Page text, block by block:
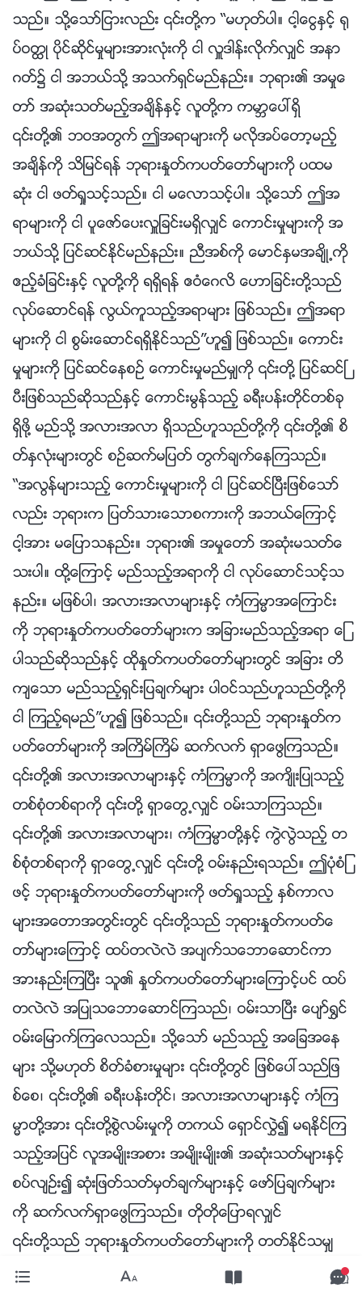
သည္။ သို႔ေသာ္ျငားလည္း ၎တို႔က “မဟုတ္ပါ။ ငါ့ေငြႏွင့္ ႐ု
ပ္ဝတၳဳ ပိုင္ဆိုင္မႈမ်ားအားလုံးကို ငါ လႉဒါန္းလိုက္လွ်င္ အနာ
ဂတ္၌ ငါ အဘယ္သို႔ အသက္ရွင္မည္နည္း။ ဘုရား၏ အမႈေ
တာ္ အဆုံးသတ္မည့္အခ်ိန္ႏွင့္ လူတို႔က ကမာၻေပၚရွိ
၎တို႔၏ ဘဝအတြက္ ဤအရာမ်ားကို မလိုအပ္ေတာ့မည့္
အခ်ိန္ကို သိျမင္ရန္ ဘုရားႏႈတ္ကပတ္ေတာ္မ်ားကို ပထမ
ဆုံး ငါ ဖတ္ရႈသင့္သည္။ ငါ မေလာသင့္ပါ။ သို႔ေသာ္ ဤအ
ရာမ်ားကို ငါ ပူေဇာ္ေပးလႉျခင္းမရွိလွ်င္ ေကာင္းမႈမ်ားကို အ
ဘယ္သို႔ ျပင္ဆင္ႏိုင္မည္နည္း။ ညီအစ္ကို ေမာင္ႏွမအခ်ိဳ႕ကို
ဧည့္ခံျခင္းႏွင့္ လူတို႔ကို ရရွိရန္ ဧဝံေဂလိ ေဟာျခင္းတို႔သည္
လုပ္ေဆာင္ရန္ လြယ္ကူသည့္အရာမ်ား ျဖစ္သည္။ ဤအရာ
မ်ားကို ငါ စြမ္းေဆာင္ရရွိႏိုင္သည္”ဟူ၍ ျဖစ္သည္။ ေကာင္း
မႈမ်ားကို ျပင္ဆင္ေနစဥ္ ေကာင္းမႈမည္မွ်ကို ၎တို႔ ျပင္ဆင္ၿ
ပီးျဖစ္သည္ဆိုသည္ႏွင့္ ေကာင္းမြန္သည့္ ခရီးပန္းတိုင္တစ္ခု
ရွိဖို႔ မည္သို႔ အလားအလာ ရွိသည္ဟူသည္တို႔ကို ၎တို႔၏ စိ
တ္ႏွလုံးမ်ားတြင္ စဥ္ဆက္မျပတ္ တြက္ခ်က္ေနၾကသည္။
“အလြန္မ်ားသည့္ ေကာင္းမႈမ်ားကို ငါ ျပင္ဆင္ၿပီးျဖစ္ေသာ္
လည္း ဘုရားက ျပတ္သားေသာစကားကို အဘယ္ေၾကာင့္
ငါ့အား မေျပာသနည္း။ ဘုရား၏ အမႈေတာ္ အဆုံးမသတ္ေ
သးပါ။ ထို႔ေၾကာင့္ မည္သည့္အရာကို ငါ လုပ္ေဆာင္သင့္သ
နည္း။ မျဖစ္ပါ၊ အလားအလာမ်ားႏွင့္ ကံၾကမၼာအေၾကာင္း
ကို ဘုရားႏႈတ္ကပတ္ေတာ္မ်ားက အျခားမည္သည့္အရာ ေျ
ပာသည္ဆိုသည္ႏွင့္ ထိုႏႈတ္ကပတ္ေတာ္မ်ားတြင္ အျခား တိ
က်ေသာ မည္သည့္ရွင္းျပခ်က္မ်ား ပါဝင္သည္ဟူသည္တို႔ကို
ငါ ၾကည့္ရမည္”ဟူ၍ ျဖစ္သည္။ ၎တို႔သည္ ဘုရားႏႈတ္က
ပတ္ေတာ္မ်ားကို အႀကိမ္ႀကိမ္ ဆက္လက္ ရွာေဖြၾကသည္။
၎တို႔၏ အလားအလာမ်ားႏွင့္ ကံၾကမၼာကို အက်ိဳးျပဳသည့္
တစ္စုံတစ္ရာကို ၎တို႔ ရွာေတြ႕လွ်င္ ဝမ္းသာၾကသည္။
၎တို႔၏ အလားအလာမ်ား၊ ကံၾကမၼာတို႔ႏွင့္ ကြဲလြဲသည့္ တ
စ္စုံတစ္ရာကို ရွာေတြ႕လွ်င္ ၎တို႔ ဝမ္းနည္းရသည္။ ဤပုံစံျ
ဖင့္ ဘုရားႏႈတ္ကပတ္ေတာ္မ်ားကို ဖတ္ရႈသည့္ ႏွစ္ကာလ
မ်ားအေတာအတြင္းတြင္ ၎တို႔သည္ ဘုရားႏႈတ္ကပတ္ေ
တာ္မ်ားေၾကာင့္ ထပ္တလဲလဲ အပ်က္သေဘာေဆာင္ကာ
အားနည္းၾကၿပီး သူ၏ ႏႈတ္ကပတ္ေတာ္မ်ားေၾကာင့္ပင္ ထပ္
တလဲလဲ အျပဳသေဘာေဆာင္ၾကသည္၊ ဝမ္းသာၿပီး ေပ်ာ္႐ႊင္
ဝမ္းေျမာက္ၾကေလသည္။ သို႔ေသာ္ မည္သည့္ အေျခအေန
မ်ား သို႔မဟုတ္ စိတ္ခံစားမႈမ်ား ၎တို႔တြင္ ျဖစ္ေပၚသည္ျဖ
စ္ေစ၊ ၎တို႔၏ ခရီးပန္းတိုင္၊ အလားအလာမ်ားႏွင့္ ကံၾက
မၼာတို႔အား ၎တို႔စြဲလမ္းမႈကို တကယ္ ေရွာင္လႊဲ၍ မရႏိုင္ၾက
သည့္အျပင္ လူအမ်ိဳးအစား အမ်ိဳးမ်ိဳး၏ အဆုံးသတ္မ်ားႏွင့္
စပ္လ်ဥ္း၍ ဆုံးျဖတ္သတ္မွတ္ခ်က္မ်ားႏွင့္ ေဖာ္ျပခ်က္မ်ား
ကို ဆက္လက္ရွာေဖြၾကသည္။ တိုတိုေျပာရလွ်င္
၎တို႔သည္ ဘုရားႏႈတ္ကပတ္ေတာ္မ်ားကို တတ္ႏိုင္သမွ်
အားထုတ္ႀကိဳးပမ္းၾကေလသည္။ ဘုရားႏႈတ္ကပတ္ေတာ္